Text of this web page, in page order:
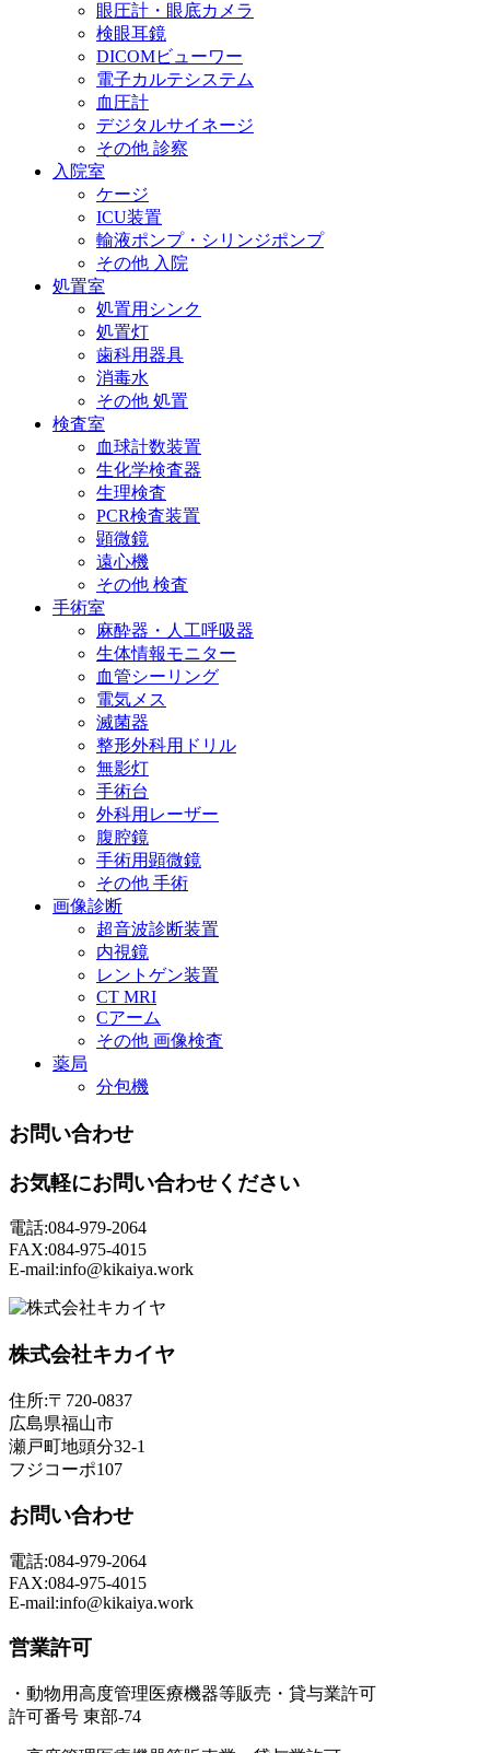
眼圧計・眼底カメラ
検眼耳鏡
DICOMビューワー
電子カルテシステム
血圧計
デジタルサイネージ
その他 診察
入院室
ケージ
ICU装置
輸液ポンプ・シリンジポンプ
その他 入院
処置室
処置用シンク
処置灯
歯科用器具
消毒水
その他 処置
検査室
血球計数装置
生化学検査器
生理検査
PCR検査装置
顕微鏡
遠心機
その他 検査
手術室
麻酔器・人工呼吸器
生体情報モニター
血管シーリング
電気メス
滅菌器
整形外科用ドリル
無影灯
手術台
外科用レーザー
腹腔鏡
手術用顕微鏡
その他 手術
画像診断
超音波診断装置
内視鏡
レントゲン装置
CT MRI
Cアーム
その他 画像検査
薬局
分包機
お問い合わせ
お気軽にお問い合わせください
電話:084-979-2064
FAX:084-975-4015
E-mail:info@kikaiya.work
株式会社キカイヤ
住所:〒720-0837
広島県福山市
瀬戸町地頭分32-1
フジコーポ107
お問い合わせ
電話:084-979-2064
FAX:084-975-4015
E-mail:info@kikaiya.work
営業許可
・動物用高度管理医療機器等販売・貸与業許可
許可番号 東部-74